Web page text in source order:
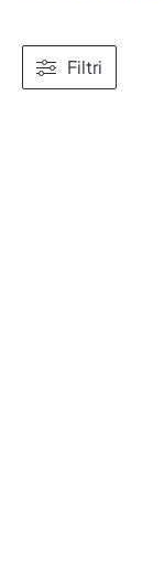
Filtri